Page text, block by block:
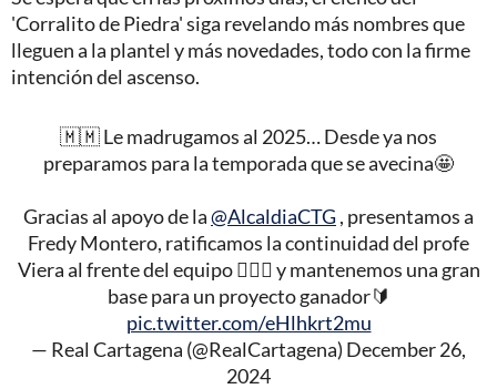
'Corralito de Piedra' siga revelando más nombres que
lleguen a la plantel y más novedades, todo con la firme
intención del ascenso.
🇲🇲 Le madrugamos al 2025… Desde ya nos
preparamos para la temporada que se avecina🤩
Gracias al apoyo de la@AlcaldiaCTG, presentamos a
Fredy Montero, ratificamos la continuidad del profe
Viera al frente del equipo 🦸🏻‍♂️ y mantenemos una gran
base para un proyecto ganador🔰
pic.twitter.com/eHlhkrt2mu
— Real Cartagena (@RealCartagena) December 26,
2024